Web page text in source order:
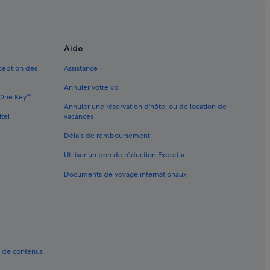
golf
réservés aux adultes
avec terrains de tennis
avec parc aquatique
de jeunesse
des
Key™
de contenus
Aide
Assistance
Annuler votre vol
Annuler une réservation d'hôtel ou de location de
vacances
Délais de remboursement
Utiliser un bon de réduction Expedia
Documents de voyage internationaux